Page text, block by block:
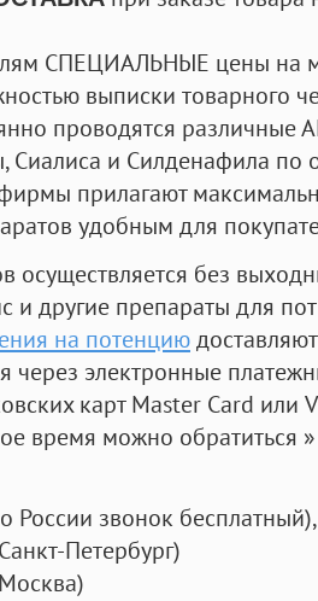
СПЕЦИАЛЬНЫЕ цены на
выписки товарного
проводятся
Сиалиса и Силденафила по
прилагают
удобным для
осуществляется без
и другие препараты для
на потенцию
через электронные
карт Master Card или
время можно обратиться
России звонок бесплатный),
Санкт-Петербург)
Москва)